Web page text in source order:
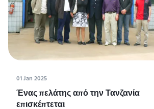
01 Jan 2025
Ένας πελάτης από την Τανζανία
επισκέπτεται